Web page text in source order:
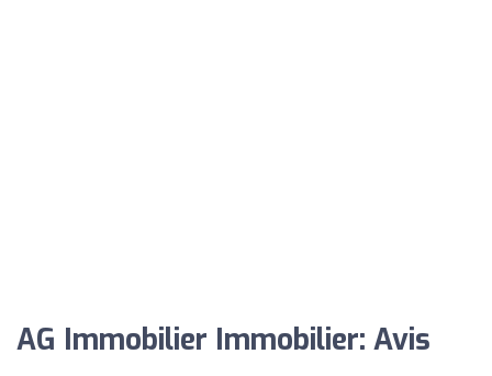
AG Immobilier Immobilier: Avis